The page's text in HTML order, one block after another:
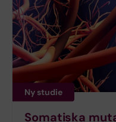
Ny studie
Somatiska